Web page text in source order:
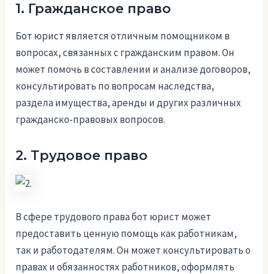
1. Гражданское право
Бот юрист является отличным помощником в
вопросах, связанных с гражданским правом. Он
может помочь в составлении и анализе договоров,
консультировать по вопросам наследства,
раздела имущества, аренды и других различных
гражданско-правовых вопросов.
2. Трудовое право
В сфере трудового права бот юрист может
предоставить ценную помощь как работникам,
так и работодателям. Он может консультировать о
правах и обязанностях работников, оформлять